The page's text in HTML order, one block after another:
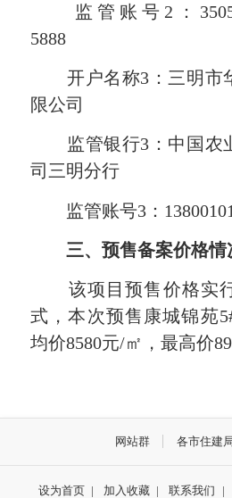
监管账号2：3505
5888
开户名称3：三明市
限公司
监管银行3：中国农
司三明分行
监管账号3：
三、预售备案价格情
该项目预售价格实行
式，本次预售康城锦苑
均价8580元/㎡，最高价
网站群 各市住建
设为首页 | 加入收藏 | 联系我们 |